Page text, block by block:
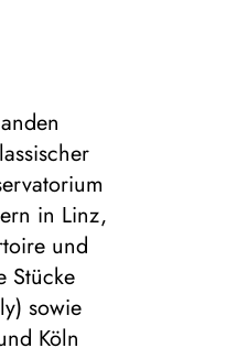
in Linz,
und
Stücke
sowie
Köln